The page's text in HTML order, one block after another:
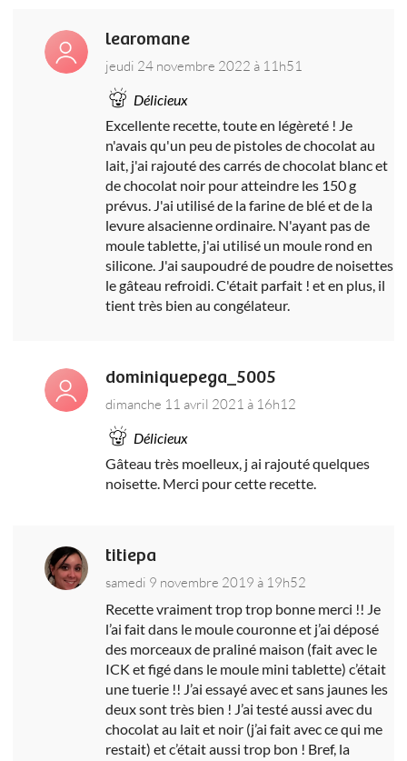
learomane
jeudi 24 novembre 2022 à 11h51
Délicieux
Excellente recette, toute en légèreté ! Je
n'avais qu'un peu de pistoles de chocolat au
lait, j'ai rajouté des carrés de chocolat blanc et
de chocolat noir pour atteindre les 150 g
prévus. J'ai utilisé de la farine de blé et de la
levure alsacienne ordinaire. N'ayant pas de
moule tablette, j'ai utilisé un moule rond en
silicone. J'ai saupoudré de poudre de noisettes
le gâteau refroidi. C'était parfait ! et en plus, il
tient très bien au congélateur.
dominiquepega_5005
dimanche 11 avril 2021 à 16h12
Délicieux
Gâteau très moelleux, j ai rajouté quelques
noisette. Merci pour cette recette.
titiepa
samedi 9 novembre 2019 à 19h52
Recette vraiment trop trop bonne merci !! Je
l’ai fait dans le moule couronne et j’ai déposé
des morceaux de praliné maison (fait avec le
ICK et figé dans le moule mini tablette) c’était
une tuerie !! J’ai essayé avec et sans jaunes les
deux sont très bien ! J’ai testé aussi avec du
chocolat au lait et noir (j’ai fait avec ce qui me
restait) et c’était aussi trop bon ! Bref, la